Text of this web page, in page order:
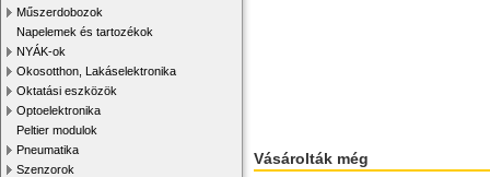
Műszerdobozok
Napelemek és tartozékok
NYÁK-ok
Okosotthon, Lakáselektronika
Oktatási eszközök
Optoelektronika
Peltier modulok
Pneumatika
Szenzorok
Vásárolták még